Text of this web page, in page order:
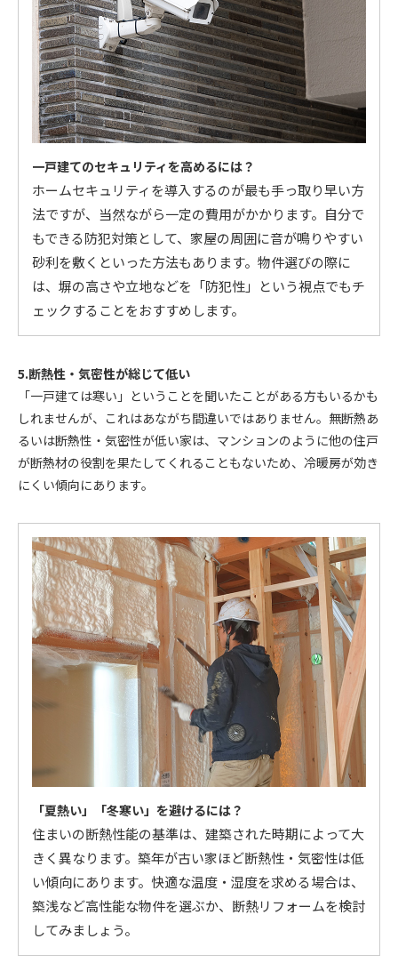
一戸建てのセキュリティを高めるには？
ホームセキュリティを導入するのが最も手っ取り早い方
法ですが、当然ながら一定の費用がかかります。自分で
もできる防犯対策として、家屋の周囲に音が鳴りやすい
砂利を敷くといった方法もあります。物件選びの際に
は、塀の高さや立地などを「防犯性」という視点でもチ
ェックすることをおすすめします。
5.断熱性・気密性が総じて低い
「一戸建ては寒い」ということを聞いたことがある方もいるかも
しれませんが、これはあながち間違いではありません。無断熱あ
るいは断熱性・気密性が低い家は、マンションのように他の住戸
が断熱材の役割を果たしてくれることもないため、冷暖房が効き
にくい傾向にあります。
「夏熱い」「冬寒い」を避けるには？
住まいの断熱性能の基準は、建築された時期によって大
きく異なります。築年が古い家ほど断熱性・気密性は低
い傾向にあります。快適な温度・湿度を求める場合は、
築浅など高性能な物件を選ぶか、断熱リフォームを検討
してみましょう。